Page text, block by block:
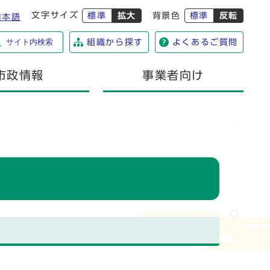
語 文字サイズ 標準 拡大 背景色 標準 反転
サイト内検索 組織から探す よくあるご質問
政情報 事業者向け